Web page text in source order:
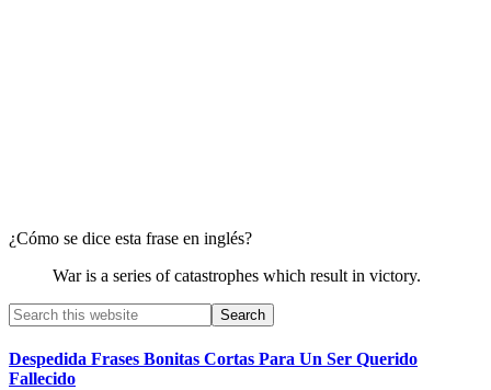
¿Cómo se dice esta frase en inglés?
War is a series of catastrophes which result in victory.
Primary
Sidebar
Search
this
website
Despedida Frases Bonitas Cortas Para Un Ser Querido
Fallecido